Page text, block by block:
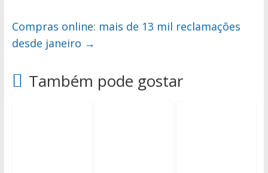
Compras online: mais de 13 mil reclamações
desde janeiro →
Também pode gostar